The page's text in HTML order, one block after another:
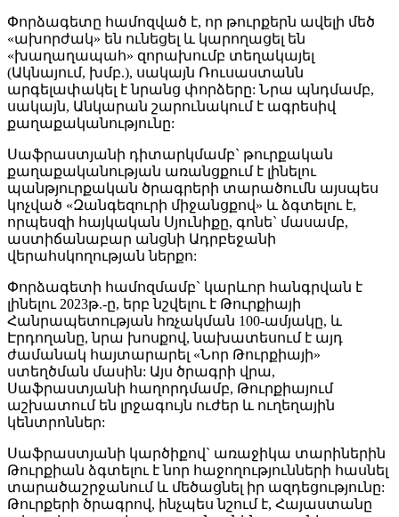
Փորձագետը համոզված է, որ թուրքերն ավելի մեծ
«ախորժակ» են ունեցել և կարողացել են
«խաղաղապահ» զորախումբ տեղակայել
(Ակնայում, խմբ.), սակայն Ռուսաստանն
արգելափակել է նրանց փորձերը: Նրա պնդմամբ,
սակայն, Անկարան շարունակում է ագրեսիվ
քաղաքականությունը:
Սաֆրաստյանի դիտարկմամբ` թուրքական
քաղաքականության առանցքում է լինելու
պանթյուրքական ծրագրերի տարածումն այսպես
կոչված «Զանգեզուրի միջանցքով» և ձգտելու է,
որպեսզի հայկական Սյունիքը, գոնե` մասամբ,
աստիճանաբար անցնի Ադրբեջանի
վերահսկողության ներքո:
Փորձագետի համոզմամբ` կարևոր հանգրվան է
լինելու 2023թ.-ը, երբ նշվելու է Թուրքիայի
Հանրապետության հռչակման 100-ամյակը, և
Էրդողանը, նրա խոսքով, նախատեսում է այդ
ժամանակ հայտարարել «Նոր Թուրքիայի»
ստեղծման մասին: Այս ծրագրի վրա,
Սաֆրաստյանի հաղորդմամբ, Թուրքիայում
աշխատում են լրջագույն ուժեր և ուղեղային
կենտրոններ:
Սաֆրաստյանի կարծիքով` առաջիկա տարիներին
Թուրքիան ձգտելու է նոր հաջողությունների հասնել
տարածաշրջանում և մեծացնել իր ազդեցությունը:
Թուրքերի ծրագրով, ինչպես նշում է, Հայաստանը